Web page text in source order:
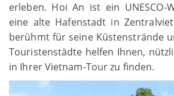
erleben. Hoi An ist ein UNESCO-
eine alte Hafenstadt in
berühmt für seine Küstenstrände
Touristenstädte helfen Ihnen,
in Ihrer Vietnam-Tour zu finden.